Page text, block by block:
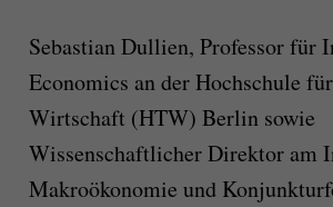
Sebastian Dullien, Professor für
Economics an der Hochschule
Wirtschaft (HTW) Berlin sowie
Wissenschaftlicher Direktor am
Makroökonomie und